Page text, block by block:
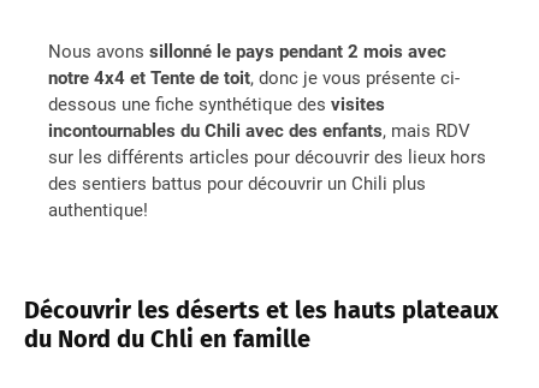
Nous avons sillonné le pays pendant 2 mois avec
notre 4x4 et Tente de toit, donc je vous présente ci-
dessous une fiche synthétique des visites
incontournables du Chili avec des enfants, mais RDV
sur les différents articles pour découvrir des lieux hors
des sentiers battus pour découvrir un Chili plus
authentique!
Découvrir les déserts et les hauts plateaux
du Nord du Chli en famille